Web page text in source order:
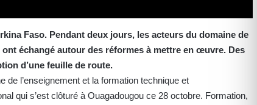
Faso. Pendant deux jours, les acteurs du domaine de
échangé autour des réformes à mettre en œuvre. Des
d’une feuille de route.
l’enseignement et la formation technique et
qui s’est clôturé à Ouagadougou ce 28 octobre. Formation,